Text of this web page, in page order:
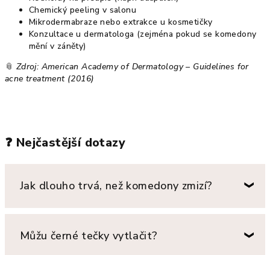
Chemický peeling v salonu
Mikrodermabraze nebo extrakce u kosmetičky
Konzultace u dermatologa (zejména pokud se komedony
mění v záněty)
📎 Zdroj: American Academy of Dermatology – Guidelines for
acne treatment (2016)
❓ Nejčastější dotazy
Jak dlouho trvá, než komedony zmizí?
Můžu černé tečky vytlačit?